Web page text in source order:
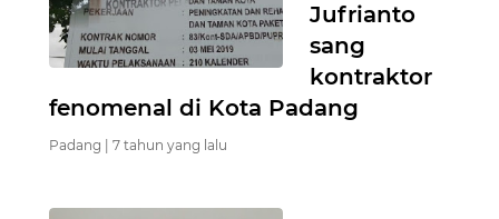
Jufrianto
sang
kontraktor
fenomenal di Kota Padang
Padang | 7 tahun yang lalu